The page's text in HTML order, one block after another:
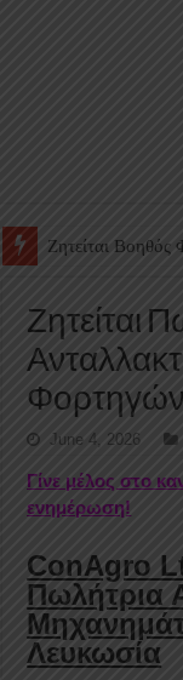
Ζητείται Βοηθός
Ζητείται
Φορτηγών
June 4, 2026
Γίνε μέλος στο
ενημέρωση!
ConAgro
Πωλήτρια
Λευκωσία